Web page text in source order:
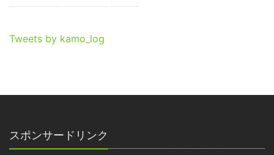
Tweets by kamo_log
スポンサードリンク